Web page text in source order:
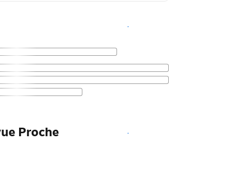
Voir les disponibilités
Proche
Voir les disponibilités